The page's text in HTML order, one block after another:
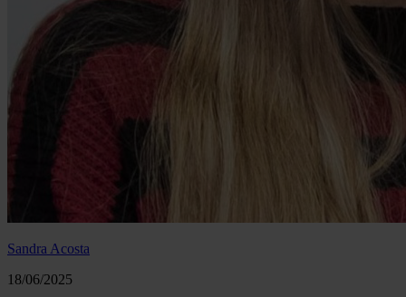
Sandra Acosta
18/06/2025